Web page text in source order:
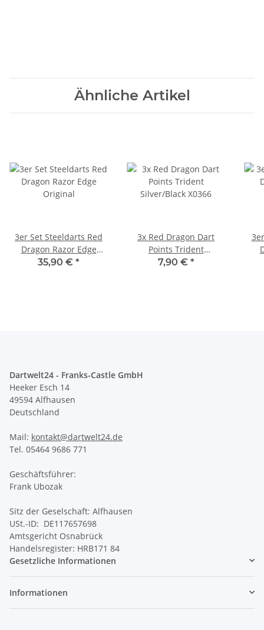
Ähnliche Artikel
3er Set Steeldarts Red
Dragon Razor Edge
Original
35,90 € *
3x Red Dragon Dart
Points Trident
Silver/Black X0366
7,90 € *
Dartwelt24 - Franks-Castle GmbH
Heeker Esch 14
49594 Alfhausen
Deutschland
Mail: kontakt@dartwelt24.de
Tel. 05464 9686 771
Geschäftsführer:
Frank Ubozak
Sitz der Geselschaft: Alfhausen
USt.-ID: DE117657698
Amtsgericht Osnabrück
Handelsregister: HRB171 84
Gesetzliche Informationen
Informationen